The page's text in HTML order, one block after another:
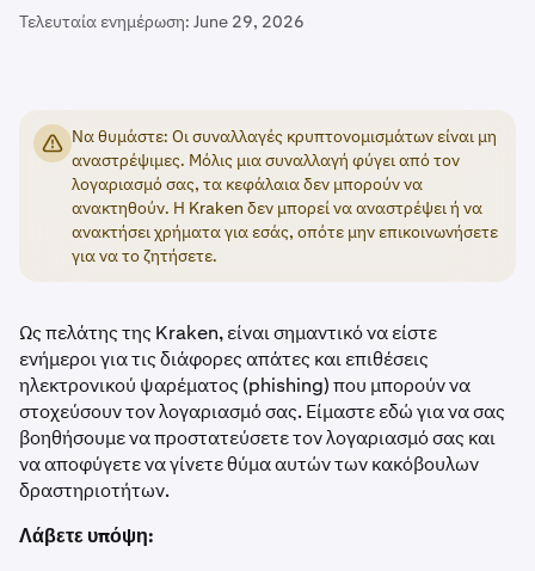
Τελευταία ενημέρωση: June 29, 2026
Να θυμάστε: Οι συναλλαγές κρυπτονομισμάτων είναι μη
αναστρέψιμες. Μόλις μια συναλλαγή φύγει από τον
λογαριασμό σας, τα κεφάλαια δεν μπορούν να
ανακτηθούν. Η Kraken δεν μπορεί να αναστρέψει ή να
ανακτήσει χρήματα για εσάς, οπότε μην επικοινωνήσετε
για να το ζητήσετε.
Ως πελάτης της Kraken, είναι σημαντικό να είστε
ενήμεροι για τις διάφορες απάτες και επιθέσεις
ηλεκτρονικού ψαρέματος (phishing) που μπορούν να
στοχεύσουν τον λογαριασμό σας. Είμαστε εδώ για να σας
βοηθήσουμε να προστατεύσετε τον λογαριασμό σας και
να αποφύγετε να γίνετε θύμα αυτών των κακόβουλων
δραστηριοτήτων.
Λάβετε υπόψη: